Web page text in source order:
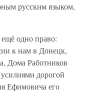
русским языком,
одно право:
к нам в Донецк,
Дома Работников
дорогой
Ефимовича его